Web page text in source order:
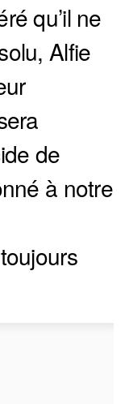
qu’il ne
Alfie
de
à notre